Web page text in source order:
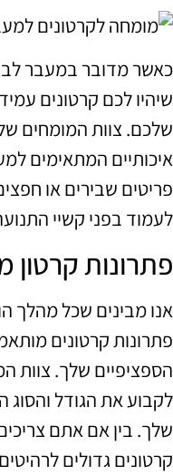
כאשר מדובר במעבר
שיהיו לכם קרטונים
שלכם. צוות המומחים
איכותיים המתאימים
פריטים שבירים או
לעמוד בפני קשיי
פתרונות
אנו מבינים שכל מהלך
פתרונות קרטונים
הספציפיים שלך. צוות
לקבוע את הגודל והסוג
שלך. בין אם אתם
קרטונים גדולים